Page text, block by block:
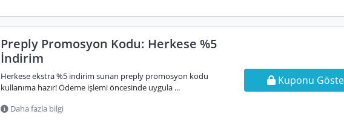
Preply Promosyon Kodu: Herkese %5
İndirim
Herkese ekstra %5 indirim sunan preply promosyon kodu
kullanıma hazır! Ödeme işlemi öncesinde uygula ...
Daha fazla bilgi
Kuponu